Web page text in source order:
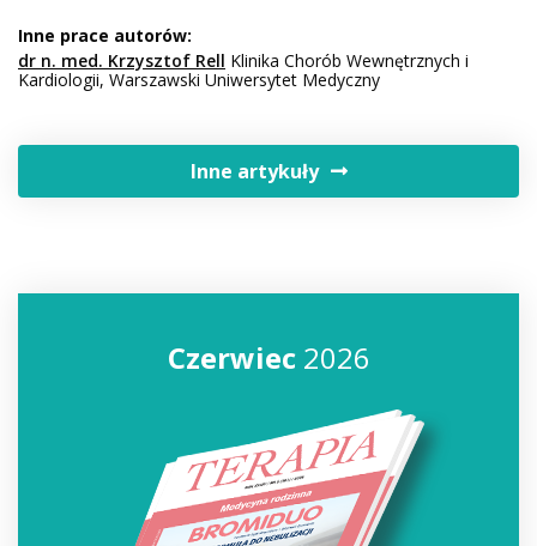
Inne prace autorów:
dr n. med. Krzysztof Rell Klinika Chorób Wewnętrznych i
Kardiologii, Warszawski Uniwersytet Medyczny
Inne artykuły
Czerwiec2026